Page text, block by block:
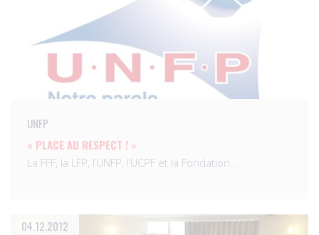
UNFP
« PLACE AU RESPECT ! »
La FFF, la LFP, l’UNFP, l’UCPF et la Fondation…
04.12.2012